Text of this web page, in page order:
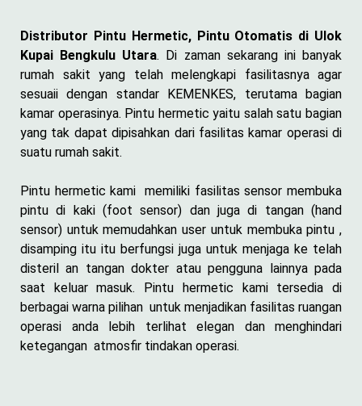
Distributor Pintu Hermetic, Pintu Otomatis di Ulok
Kupai Bengkulu Utara. Di zaman sekarang ini banyak
rumah sakit yang telah melengkapi fasilitasnya agar
sesuaii dengan standar KEMENKES, terutama bagian
kamar operasinya. Pintu hermetic yaitu salah satu bagian
yang tak dapat dipisahkan dari fasilitas kamar operasi di
suatu rumah sakit.
Pintu hermetic kami memiliki fasilitas sensor membuka
pintu di kaki (foot sensor) dan juga di tangan (hand
sensor) untuk memudahkan user untuk membuka pintu ,
disamping itu itu berfungsi juga untuk menjaga ke telah
disteril an tangan dokter atau pengguna lainnya pada
saat keluar masuk. Pintu hermetic kami tersedia di
berbagai warna pilihan untuk menjadikan fasilitas ruangan
operasi anda lebih terlihat elegan dan menghindari
ketegangan atmosfir tindakan operasi.